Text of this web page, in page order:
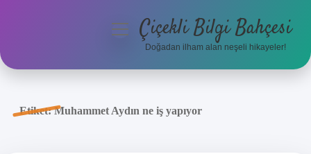
Anasayfa
menüyüÇiçekli Bilgi Bahçesi
Doğadan ilham alan neşeli hikayeler!
Etiket:Muhammet Aydın ne iş yapıyor